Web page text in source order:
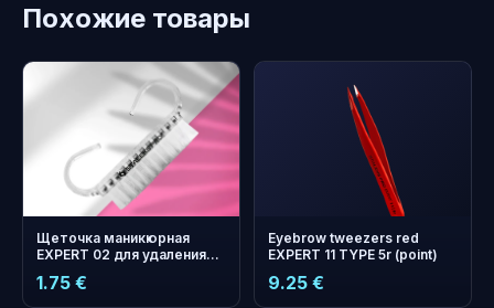
Похожие товары
Щеточка маникюрная
EXPERT 02 для удаления
1.75 €
Eyebrow tweezers red
EXPERT 11 TYPE 5r (point)
9.25 €